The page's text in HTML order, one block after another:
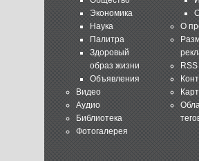
Экономика
Наука
Палитра
Здоровый
образ жизни
Объявления
Видео
Аудио
Библиотека
Фотогалерея
О
RSS